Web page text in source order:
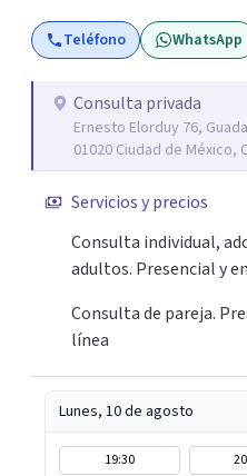
identificando con calma de
pesa haciendo consciente el origen, tus
para comprender mejor tu
situación que estés
sientes es el primer paso
amabilidad e ir soltando de
día a día. Si buscas un
escuchada y reencontrarte
estoy para acompañarte
Teléfono WhatsApp
Consulta privada
Ernesto Elorduy 76,
01020 Ciudad de México,
Servicios y precios
Consulta individual,
adultos. Presencial y
Consulta de pareja.
línea
Lunes, 10 de agosto
19:30